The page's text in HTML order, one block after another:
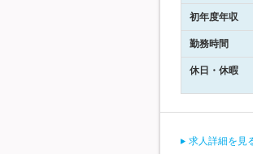
初年度年収
勤務時間
休日・休暇
求人詳細を見